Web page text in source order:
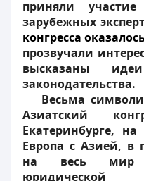
приняли
зарубежных
конгресса
прозвучали
высказаны
законодательства.
Весьма
Азиатский
Екатеринбурге,
Европа с Азией, в
на весь мир